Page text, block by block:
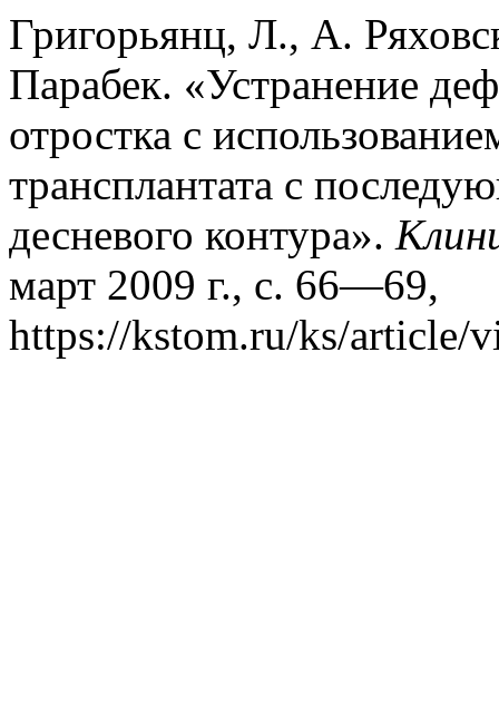
Григорьянц, Л., А.
Парабек. «Устранение
отростка с
трансплантата с
десневого контура».
март 2009 г., с. 66—69,
https://kstom.ru/ks/article/